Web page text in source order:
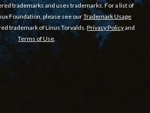
trademarks and uses trademarks. For a list of
Foundation, please see ourTrademark Usage
trademark of Linus Torvalds. Privacy Policyand
Terms of Use.